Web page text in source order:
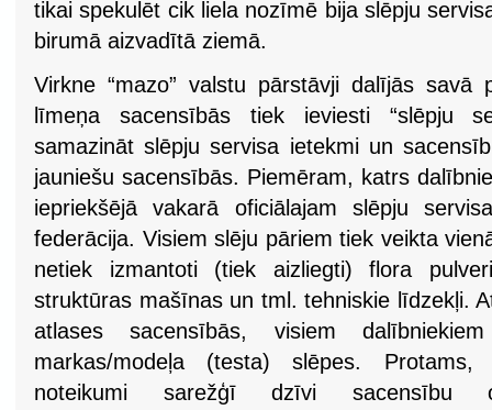
tikai spekulēt cik liela nozīmē bija slēpju
birumā aizvadītā ziemā.
Virkne “mazo” valstu pārstāvji dalījās
līmeņa sacensībās tiek ieviesti “slēpju
samazināt slēpju servisa ietekmi un
jauniešu sacensībās. Piemēram, katrs
iepriekšējā vakarā oficiālajam slēpju
federācija. Visiem slēju pāriem tiek veikta
netiek izmantoti (tiek aizliegti) flora
struktūras mašīnas un tml. tehniskie līdzekļi.
atlases sacensībās, visiem
markas/modeļa (testa) slēpes.
noteikumi sarežģī dzīvi sacensību